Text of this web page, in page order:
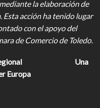
la elaboración de
acción ha tenido lugar
con el apoyo del
de Comercio de Toledo.
Una
Europa